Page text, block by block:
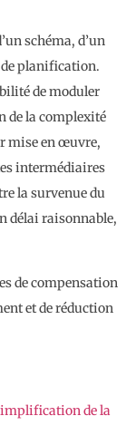
schéma, d’un
planification.
de moduler
de la complexité
mise en œuvre,
intermédiaires
la survenue du
délai raisonnable,
de compensation
et de réduction
de la